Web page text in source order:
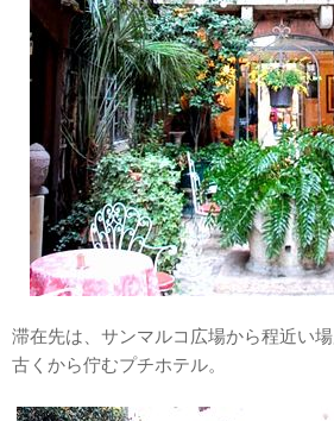
滞在先は、サンマルコ広場から程近い
古くから佇むプチホテル。